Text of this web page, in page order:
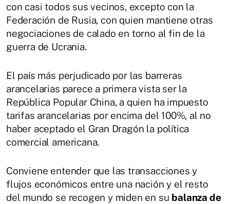
con casi todos sus vecinos, excepto con la
Federación de Rusia, con quien mantiene otras
negociaciones de calado en torno al fin de la
guerra de Ucrania.
El país más perjudicado por las barreras
arancelarias parece a primera vista ser la
República Popular China, a quien ha impuesto
tarifas arancelarias por encima del 100%, al no
haber aceptado el Gran Dragón la política
comercial americana.
Conviene entender que las transacciones y
flujos económicos entre una nación y el resto
del mundo se recogen y miden en su balanza de